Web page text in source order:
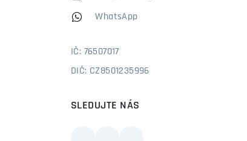
WhatsApp
IČ: 76507017
DIČ: CZ8501235996
SLEDUJTE NÁS